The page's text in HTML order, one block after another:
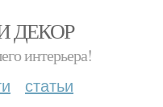
ДЕКОР
интерьера!
статьи